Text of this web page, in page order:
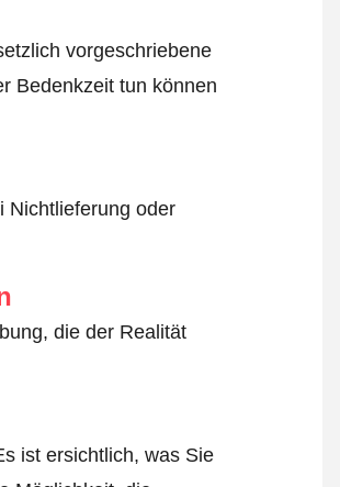
vorgeschriebene
Bedenkzeit tun können
Nichtlieferung oder
die der Realität
ist ersichtlich, was Sie